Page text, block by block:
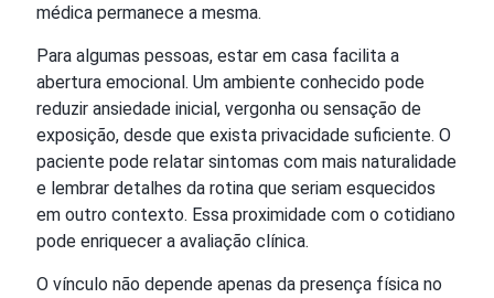
médica permanece a mesma.
Para algumas pessoas, estar em casa facilita a
abertura emocional. Um ambiente conhecido pode
reduzir ansiedade inicial, vergonha ou sensação de
exposição, desde que exista privacidade suficiente. O
paciente pode relatar sintomas com mais naturalidade
e lembrar detalhes da rotina que seriam esquecidos
em outro contexto. Essa proximidade com o cotidiano
pode enriquecer a avaliação clínica.
O vínculo não depende apenas da presença física no